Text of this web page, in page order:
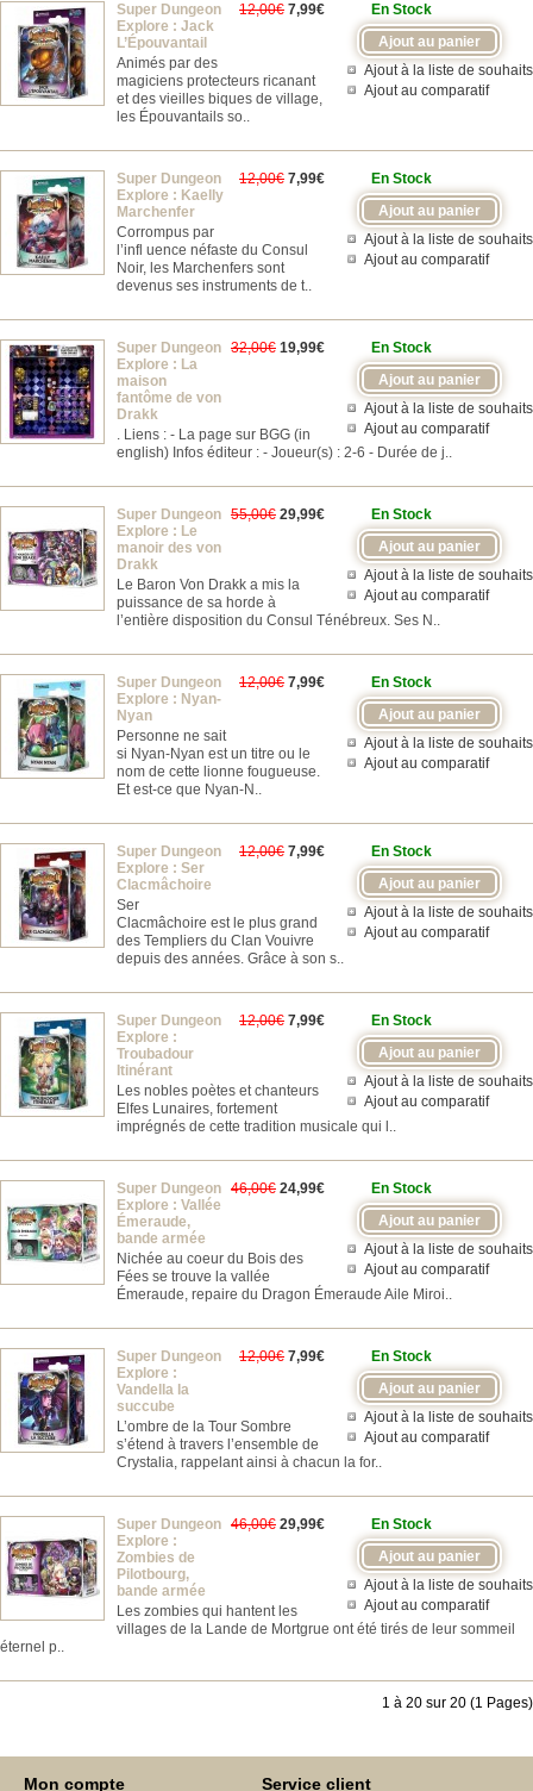
En Stock
Ajout à la liste de souhaits
Ajout au comparatif
12,00€ 7,99€
Super Dungeon
Explore : Jack
L’Épouvantail
Animés par des
magiciens protecteurs ricanant
et des vieilles biques de village,
les Épouvantails so..
En Stock
Ajout à la liste de souhaits
Ajout au comparatif
12,00€ 7,99€
Super Dungeon
Explore : Kaelly
Marchenfer
Corrompus par
l’infl uence néfaste du Consul
Noir, les Marchenfers sont
devenus ses instruments de t..
En Stock
Ajout à la liste de souhaits
Ajout au comparatif
32,00€ 19,99€
Super Dungeon
Explore : La
maison
fantôme de von
Drakk
. Liens : - La page sur BGG (in
english) Infos éditeur : - Joueur(s) : 2-6 - Durée de j..
En Stock
Ajout à la liste de souhaits
Ajout au comparatif
55,00€ 29,99€
Super Dungeon
Explore : Le
manoir des von
Drakk
Le Baron Von Drakk a mis la
puissance de sa horde à
l’entière disposition du Consul Ténébreux. Ses N..
En Stock
Ajout à la liste de souhaits
Ajout au comparatif
12,00€ 7,99€
Super Dungeon
Explore : Nyan-
Nyan
Personne ne sait
si Nyan-Nyan est un titre ou le
nom de cette lionne fougueuse.
Et est-ce que Nyan-N..
En Stock
Ajout à la liste de souhaits
Ajout au comparatif
12,00€ 7,99€
Super Dungeon
Explore : Ser
Clacmâchoire
Ser
Clacmâchoire est le plus grand
des Templiers du Clan Vouivre
depuis des années. Grâce à son s..
En Stock
Ajout à la liste de souhaits
Ajout au comparatif
12,00€ 7,99€
Super Dungeon
Explore :
Troubadour
Itinérant
Les nobles poètes et chanteurs
Elfes Lunaires, fortement
imprégnés de cette tradition musicale qui l..
En Stock
Ajout à la liste de souhaits
Ajout au comparatif
46,00€ 24,99€
Super Dungeon
Explore : Vallée
Émeraude,
bande armée
Nichée au coeur du Bois des
Fées se trouve la vallée
Émeraude, repaire du Dragon Émeraude Aile Miroi..
En Stock
Ajout à la liste de souhaits
Ajout au comparatif
12,00€ 7,99€
Super Dungeon
Explore :
Vandella la
succube
L’ombre de la Tour Sombre
s’étend à travers l’ensemble de
Crystalia, rappelant ainsi à chacun la for..
En Stock
Ajout à la liste de souhaits
Ajout au comparatif
46,00€ 29,99€
Super Dungeon
Explore :
Zombies de
Pilotbourg,
bande armée
Les zombies qui hantent les
villages de la Lande de Mortgrue ont été tirés de leur sommeil
éternel p..
1 à 20 sur 20 (1 Pages)
Mon compte Service client